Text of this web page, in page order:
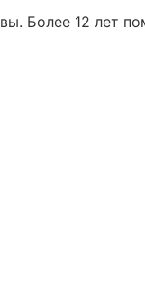
Более 12 лет